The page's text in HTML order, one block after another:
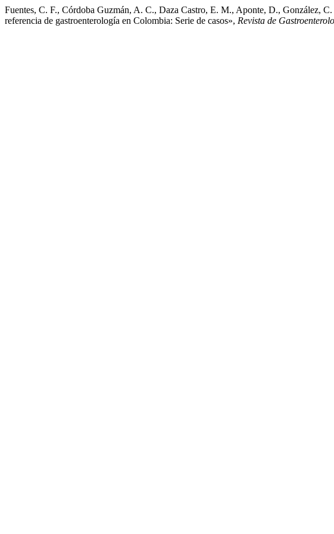
Fuentes, C. F., Córdoba Guzmán, A. C., Daza Castro, E. M., Aponte, D., González,
referencia de gastroenterología en Colombia: Serie de casos», Revista de